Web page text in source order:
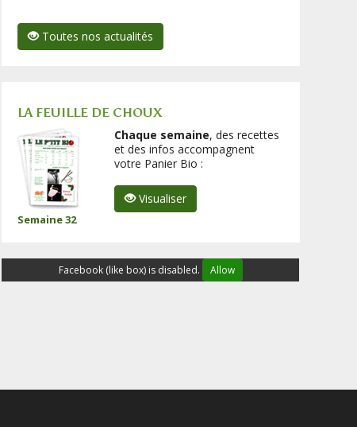
Toutes nos actualités
LA FEUILLE DE CHOUX
Semaine 32
Chaque semaine, des recettes
et des infos accompagnent
votre Panier Bio :
Visualiser
Facebook (like box) is disabled. Allow